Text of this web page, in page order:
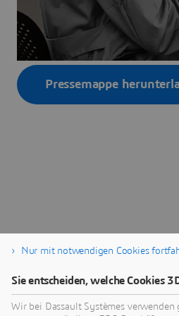
Pressemappe
Nur mit notwendigen Cookies
Sie entscheiden, welche Cookies
Wir bei Dassault Systèmes verwenden